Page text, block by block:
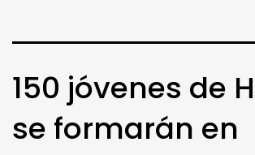
150 jóvenes de
se formarán en